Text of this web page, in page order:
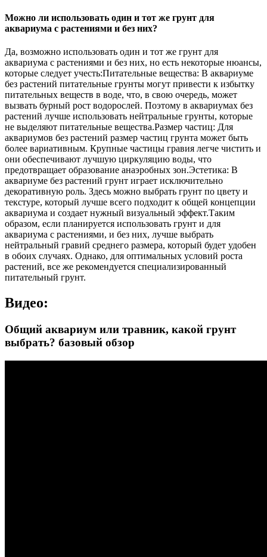
Можно ли использовать один и тот же грунт для
аквариума с растениями и без них?
Да, возможно использовать один и тот же грунт для
аквариума с растениями и без них, но есть некоторые нюансы,
которые следует учесть:Питательные вещества: В аквариуме
без растений питательные грунты могут привести к избытку
питательных веществ в воде, что, в свою очередь, может
вызвать бурный рост водорослей. Поэтому в аквариумах без
растений лучше использовать нейтральные грунты, которые
не выделяют питательные вещества.Размер частиц: Для
аквариумов без растений размер частиц грунта может быть
более вариативным. Крупные частицы гравия легче чистить и
они обеспечивают лучшую циркуляцию воды, что
предотвращает образование анаэробных зон.Эстетика: В
аквариуме без растений грунт играет исключительно
декоративную роль. Здесь можно выбрать грунт по цвету и
текстуре, который лучше всего подходит к общей концепции
аквариума и создает нужный визуальный эффект.Таким
образом, если планируется использовать грунт и для
аквариума с растениями, и без них, лучше выбрать
нейтральный гравий среднего размера, который будет удобен
в обоих случаях. Однако, для оптимальных условий роста
растений, все же рекомендуется специализированный
питательный грунт.
Видео:
Общий аквариум или травник, какой грунт
выбрать? базовый обзор